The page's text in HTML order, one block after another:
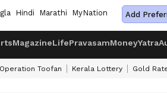
Hindi Marathi MyNation Add
MagazineLifePravasamMoneyYatra
Operation Toofan Kerala Lottery Gold